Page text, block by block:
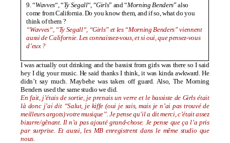
9. “Wavves“, “Ty Segall“, “Girls” and “Morning Benders”also
come from California. Do you know them, and if so, what do you
think of them ?
“Wavves“, “Ty Segall“, “Girls” et les “Morning Benders” viennent
aussi de Californie. Les connaissez-vous, et si oui, que pensez-vous
d’eux ?
I was actually out drinking and the bassist from girls was there so I said
hey I dig your music. He said thanks I think, it was kinda awkward. He
didn’t say much. Maybehe was taken off guard. Also, The Morning
Benders used the same studio we did.
En fait, j’étais de sortie, je prenais un verre et le bassiste de Girls était
là donc j’ai dit “Salut, je kiffe (oui je sais, mais je n’ai pas trouvé de
meilleurs argots) votre musique”. Je pense qu’il a dit merci, c’était assez
bizarre/gênant. Il n’a pas ajouté grand-chose. Je pense que ça l’a pris
par surprise. Et aussi, les MB enregistrent dans le même studio que
nous.